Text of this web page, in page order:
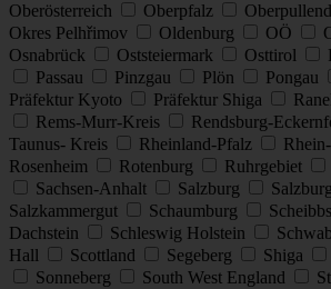
Oberösterreich
Oberpfalz
Okres Pelhřimov
Oldenburg OÖ
Osnabrück
Oststeiermark Osttirol
Passau
Pinzgau Plön Pongau
Präfektur Kyoto
Präfektur Shiga
Rems-Murr-Kreis
Rendsburg-
Taunus- Kreis
Rheinland-Pfalz
Rosenheim
Rotenburg Ruhrgebiet
Sachsen-Anhalt
Salzburg
Salzkammergut
Schaumburg Scheibbs
Dachstein
Schleswig Holstein
Hall
Scottland Segeberg Shiga
Sonneberg
South West England